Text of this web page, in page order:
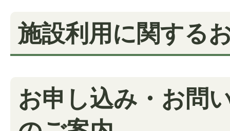
施設利用に関する
お申し込み・お問